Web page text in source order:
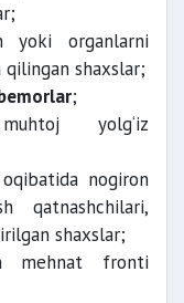
yoki organlarni
qilingan shaxslar;
;
yolg‘iz
nogiron
qatnashchilari,
shaxslar;
mehnat fronti